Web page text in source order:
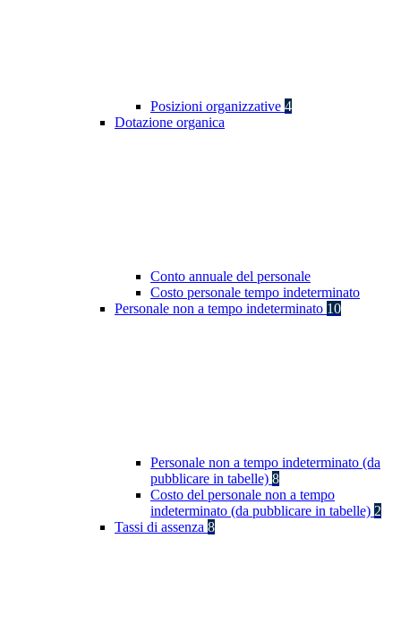
Posizioni organizzative 4
Dotazione organica
Conto annuale del personale
Costo personale tempo indeterminato
Personale non a tempo indeterminato 10
Personale non a tempo indeterminato (da
pubblicare in tabelle) 8
Costo del personale non a tempo
indeterminato (da pubblicare in tabelle) 2
Tassi di assenza 8